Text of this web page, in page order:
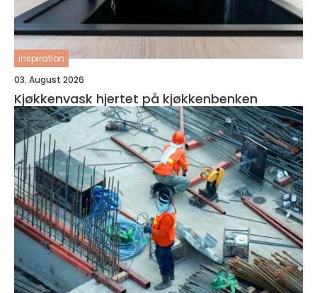
inspiration
03. August 2026
Kjøkkenvask hjertet på kjøkkenbenken